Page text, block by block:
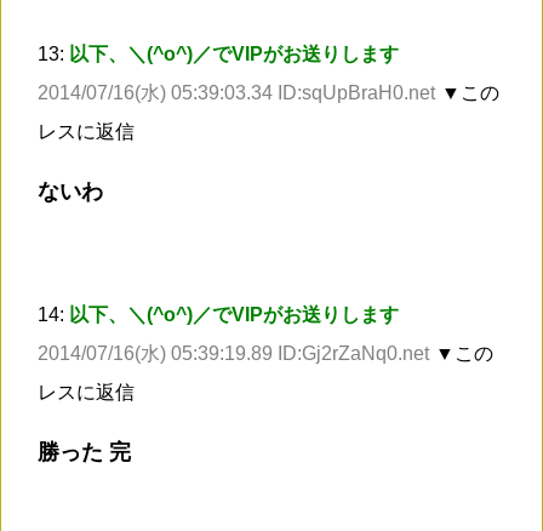
13: 以下、＼(^o^)／でVIPがお送りします
2014/07/16(水) 05:39:03.34 ID:sqUpBraH0.net ▼この
レスに返信
ないわ
14: 以下、＼(^o^)／でVIPがお送りします
2014/07/16(水) 05:39:19.89 ID:Gj2rZaNq0.net ▼この
レスに返信
勝った 完